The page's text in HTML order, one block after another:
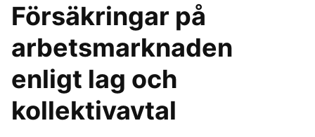
Försäkringar på
arbetsmarknaden
enligt lag och
kollektivavtal